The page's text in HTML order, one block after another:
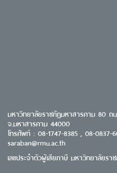
มหาวิทยาลัยราชภัฏมหาสารคาม 80 ถ
จ.มหาสารคาม 44000
โทรศัพท์ : 08-1747-8385 , 08-0837-
saraban@rmu.ac.th
เลขประจำตัวผู้เสียภาษี มหาวิทยาลัยร